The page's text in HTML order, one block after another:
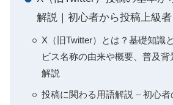
解説｜初心者から投稿上級
X（旧Twitter）とは？基礎知識
ビス名称の由来や概要、普及背
解説
投稿に関わる用語解説 – 初心者